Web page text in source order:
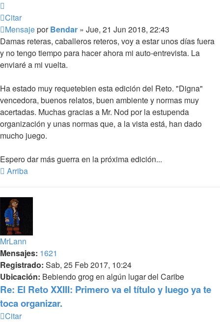
Citar
MensajeporBendar » Jue, 21 Jun 2018, 22:43
Damas reteras, caballeros reteros, voy a estar unos días fuera
y no tengo tiempo para hacer ahora mi auto-entrevista. La
enviaré a mi vuelta.
Ha estado muy requetebien esta edición del Reto. "Digna"
vencedora, buenos relatos, buen ambiente y normas muy
acertadas. Muchas gracias a Mr. Nod por la estupenda
organización y unas normas que, a la vista está, han dado
mucho juego.
Espero dar más guerra en la próxima edición...
Arriba
MrLann
Mensajes: 1621
Registrado: Sab, 25 Feb 2017, 10:24
Ubicación: Bebiendo grog en algún lugar del Caribe
Re: El Reto XXIII: Primero va el título y luego ya te
toca organizar.
Citar